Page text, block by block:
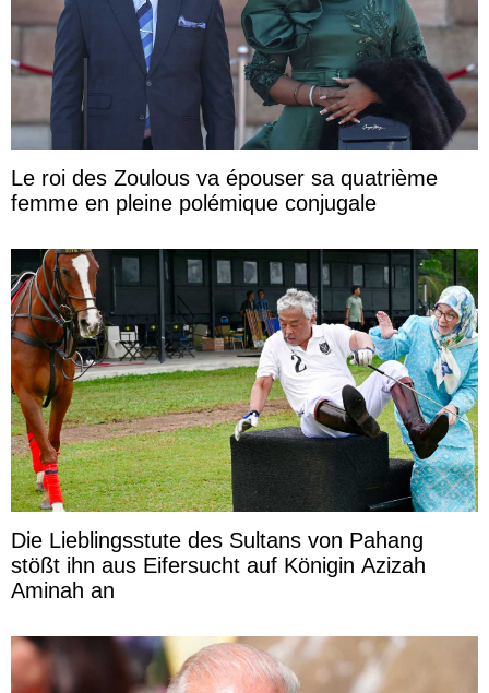
Le roi des Zoulous va épouser sa quatrième
femme en pleine polémique conjugale
Die Lieblingsstute des Sultans von Pahang
stößt ihn aus Eifersucht auf Königin Azizah
Aminah an